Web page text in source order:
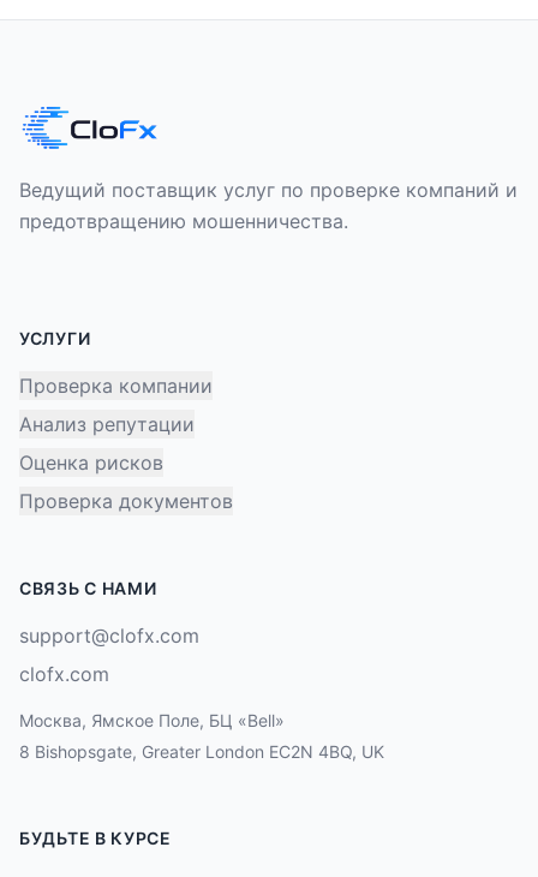
Ведущий поставщик услуг по проверке компаний и
предотвращению мошенничества.
УСЛУГИ
Проверка компании
Анализ репутации
Оценка рисков
Проверка документов
СВЯЗЬ С НАМИ
support@clofx.com
clofx.com
Москва, Ямское Поле, БЦ «Bell»
8 Bishopsgate, Greater London EC2N 4BQ, UK
БУДЬТЕ В КУРСЕ